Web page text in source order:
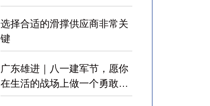
选择合适的滑撑供应商非常关
键
广东雄进｜八一建军节，愿你
在生活的战场上做一个勇敢的
军人，赢得幸福！